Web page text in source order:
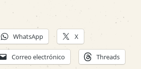
WhatsApp X
Correo electrónico Threads